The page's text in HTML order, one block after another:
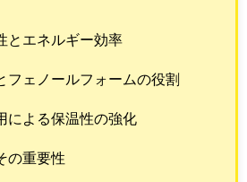
とエネルギー効率
フェノールフォームの役割
による保温性の強化
の重要性